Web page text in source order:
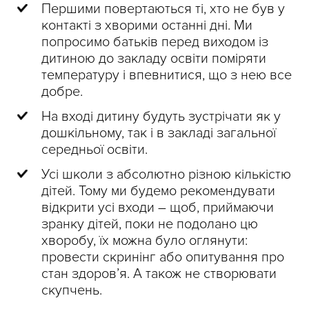
Першими повертаються ті, хто не був у
контакті з хворими останні дні. Ми
попросимо батьків перед виходом із
дитиною до закладу освіти поміряти
температуру і впевнитися, що з нею все
добре.
На вході дитину будуть зустрічати як у
дошкільному, так і в закладі загальної
середньої освіти.
Усі школи з абсолютно різною кількістю
дітей. Тому ми будемо рекомендувати
відкрити усі входи – щоб, приймаючи
зранку дітей, поки не подолано цю
хворобу, їх можна було оглянути:
провести скринінг або опитування про
стан здоров’я. А також не створювати
скупчень.